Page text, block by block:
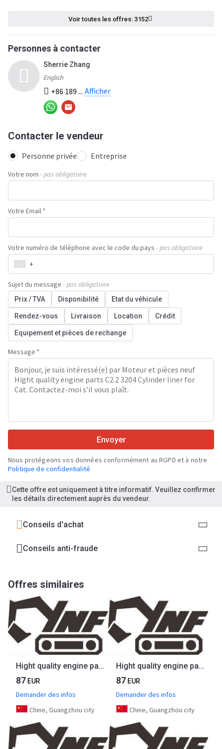
Voir toutes les offres: 3152
Personnes à contacter
Sherrie Zhang
English
+86 189 ... Afficher
Contacter le vendeur
Personne privée Entreprise
Votre nom - pas obligatoire
Votre Email *
Votre numéro de téléphone avec le code du pays - pas obligatoire
+
Sujet du message - pas obligatoire
Prix / TVA Disponibilité Etat du véhicule
Rendez-vous Livraison Location Crédit
Equipement et pièces de rechange
Message *
Envoyer
Nous protégeons vos données conformément au RGPD et à notre
Politique de confidentialité
Cette offre est uniquement à titre informatif. Veuillez confirmer
les détails directement auprès du vendeur.
Conseils d'achat
Conseils anti-fraude
Offres similaires
Hight quality engine parts 8PA1 8PB1 cylinder liner sleeve 1112610630 for ISUZU
87 EUR
Demander des infos
Chine, Guangzhou city
Hight quality engine parts 4TNE94 engine repair kit for Yanmar
87 EUR
Demander des infos
Chine, Guangzhou city